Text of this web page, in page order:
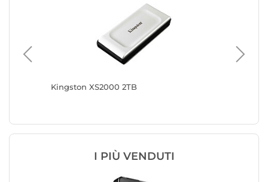
Kingston XS2000 2TB
I PIÙ VENDUTI